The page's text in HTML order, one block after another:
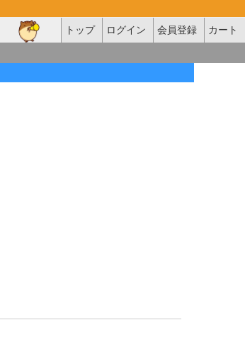
トップ ログイン 会員登録
カート